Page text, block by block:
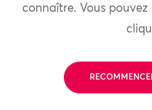
connaître. Vous